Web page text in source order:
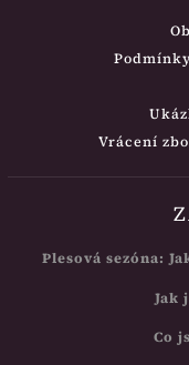
Vrácení
Plesová sezóna:
Jak
Co